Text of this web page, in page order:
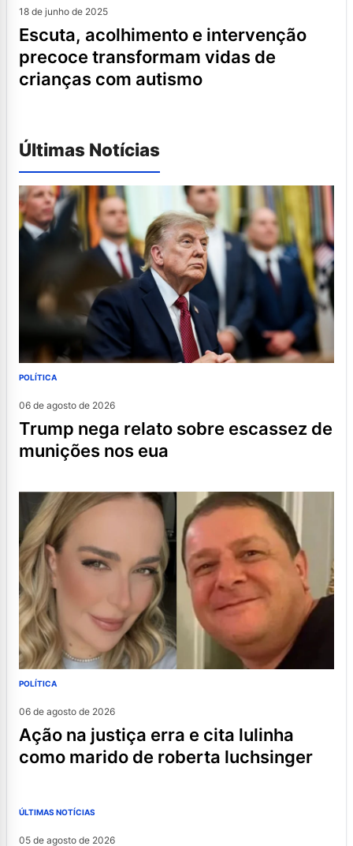
18 de junho de 2025
escuta, acolhimento e intervenção
precoce transformam vidas de
crianças com autismo
Últimas Notícias
POLÍTICA
06 de agosto de 2026
trump nega relato sobre escassez de
munições nos eua
POLÍTICA
06 de agosto de 2026
ação na justiça erra e cita lulinha
como marido de roberta luchsinger
ÚLTIMAS NOTÍCIAS
05 de agosto de 2026